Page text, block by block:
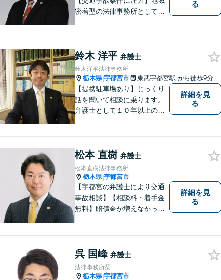
密着型の法律事務所として、
力を入れております。まずは
お気軽にご相談ください。
る
鈴木 洋平 弁護士
鈴木洋平法律事務所
栃木県|宇都宮市 東武宇都宮駅 から徒歩9分
【提携駐車場あり】じっくり
話を聞いて相談に乗ります。
弁護士として１０年以上の経
詳細を見
る
松本 直樹 弁護士
松本直樹法律事務所
栃木県|宇都宮市
【宇都宮の弁護士により交通
事故相談】【相談料・着手金
無料】賠償金が増えなかった
う強い思いから，交通事故問
題に積極的に取り組んでいま
す。お気軽にお問い合わせく
詳細を見
る
呉 国峰 弁護士
法律事務所栞
栃木県|宇都宮市